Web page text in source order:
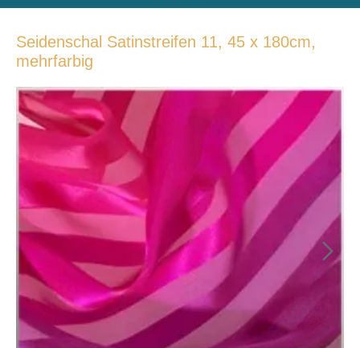
Seidenschal Satinstreifen 11, 45 x 180cm,
mehrfarbig